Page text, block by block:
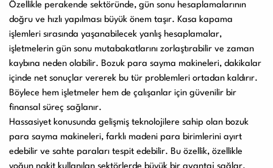
Özellikle perakende sektöründe, gün sonu hesaplamalarının
doğru ve hızlı yapılması büyük önem taşır. Kasa kapama
işlemleri sırasında yaşanabilecek yanlış hesaplamalar,
işletmelerin gün sonu mutabakatlarını zorlaştırabilir ve zaman
kaybına neden olabilir. Bozuk para sayma makineleri, dakikalar
içinde net sonuçlar vererek bu tür problemleri ortadan kaldırır.
Böylece hem işletmeler hem de çalışanlar için güvenilir bir
finansal süreç sağlanır.
Hassasiyet konusunda gelişmiş teknolojilere sahip olan bozuk
para sayma makineleri, farklı madeni para birimlerini ayırt
edebilir ve sahte paraları tespit edebilir. Bu özellik, özellikle